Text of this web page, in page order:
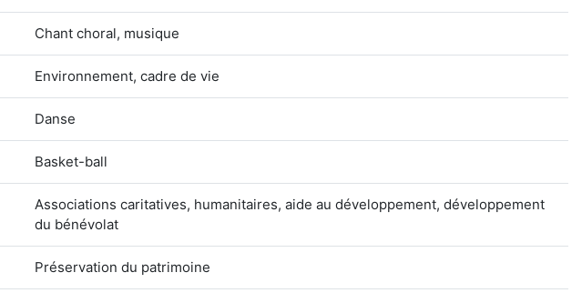
Chant choral, musique
Environnement, cadre de vie
Danse
Basket-ball
Associations caritatives, humanitaires, aide au développement, développement
du bénévolat
Préservation du patrimoine